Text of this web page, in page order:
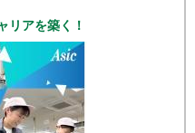
リアを築く！